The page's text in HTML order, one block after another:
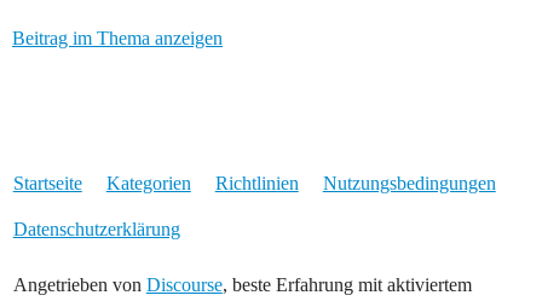
Beitrag im Thema anzeigen
Startseite Kategorien Richtlinien Nutzungsbedingungen
Datenschutzerklärung
Angetrieben von Discourse, beste Erfahrung mit aktiviertem